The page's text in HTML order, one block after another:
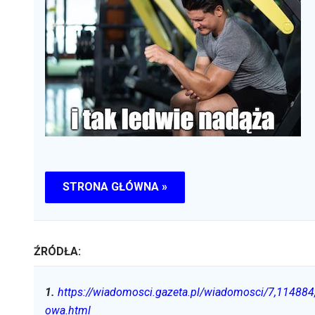
STRONA GŁÓWNA »
ŹRÓDŁA:
1. https://wiadomosci.gazeta.pl/wiadomosci/
owa.html